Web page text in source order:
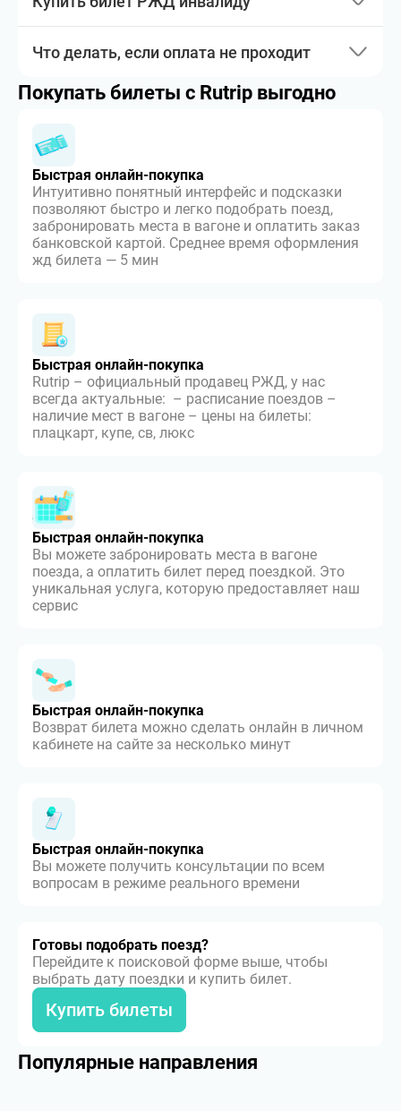
Что делать, если оплата не проходит
Покупать билеты с Rutrip выгодно
Быстрая онлайн-покупка
Интуитивно понятный интерфейс и подсказки
позволяют быстро и легко подобрать поезд,
забронировать места в вагоне и оплатить заказ
банковской картой. Среднее время оформления
жд билета — 5 мин
Быстрая онлайн-покупка
Rutrip – официальный продавец РЖД, у нас
всегда актуальные: – расписание поездов –
наличие мест в вагоне – цены на билеты:
плацкарт, купе, св, люкс
Быстрая онлайн-покупка
Вы можете забронировать места в вагоне
поезда, а оплатить билет перед поездкой. Это
уникальная услуга, которую предоставляет наш
сервис
Быстрая онлайн-покупка
Возврат билета можно сделать онлайн в личном
кабинете на сайте за несколько минут
Быстрая онлайн-покупка
Вы можете получить консультации по всем
вопросам в режиме реального времени
Готовы подобрать поезд?
Перейдите к поисковой форме выше, чтобы
выбрать дату поездки и купить билет.
Купить билеты
Популярные направления